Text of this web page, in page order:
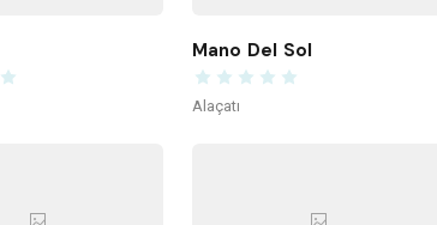
Mano Del Sol
Alaçatı